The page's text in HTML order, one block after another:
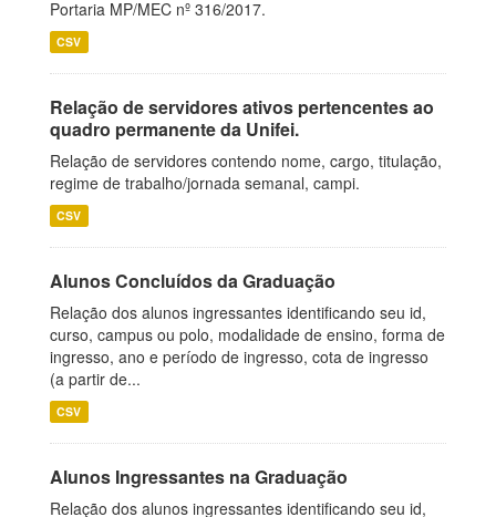
Portaria MP/MEC nº 316/2017.
CSV
Relação de servidores ativos pertencentes ao
quadro permanente da Unifei.
Relação de servidores contendo nome, cargo, titulação,
regime de trabalho/jornada semanal, campi.
CSV
Alunos Concluídos da Graduação
Relação dos alunos ingressantes identificando seu id,
curso, campus ou polo, modalidade de ensino, forma de
ingresso, ano e período de ingresso, cota de ingresso
(a partir de...
CSV
Alunos Ingressantes na Graduação
Relação dos alunos ingressantes identificando seu id,